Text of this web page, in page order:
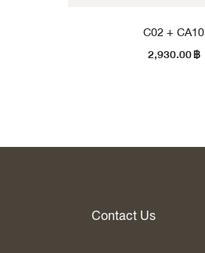
C02 + CA10
2,930.00฿
Contact Us